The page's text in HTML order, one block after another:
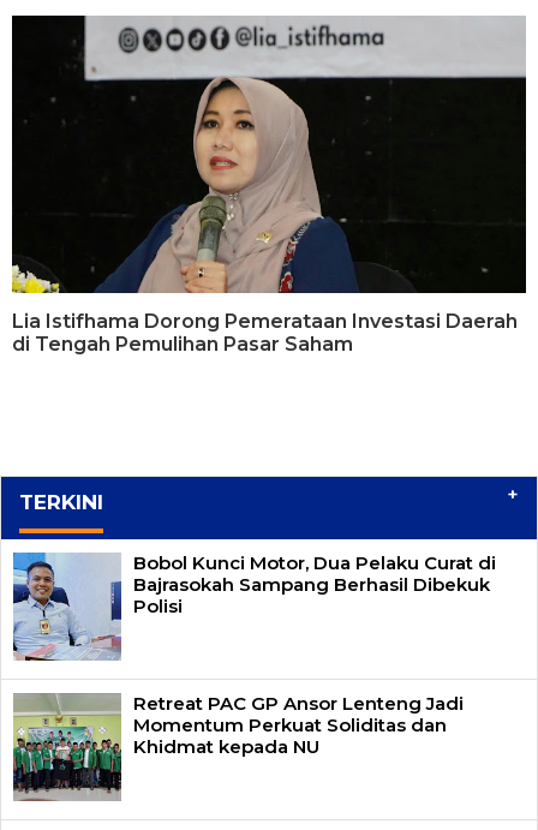
Lia Istifhama Dorong Pemerataan Investasi Daerah
di Tengah Pemulihan Pasar Saham
TERKINI +
Bobol Kunci Motor, Dua Pelaku Curat di
Bajrasokah Sampang Berhasil Dibekuk
Polisi
Retreat PAC GP Ansor Lenteng Jadi
Momentum Perkuat Soliditas dan
Khidmat kepada NU